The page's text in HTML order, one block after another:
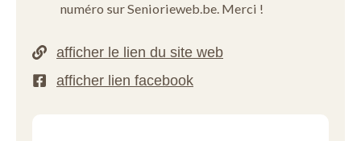
numéro sur Seniorieweb.be. Merci !